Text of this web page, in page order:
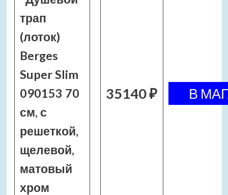
трап
(лоток)
Berges
Super Slim
090153 70
см, с
решеткой,
щелевой,
матовый
хром
35140 ₽